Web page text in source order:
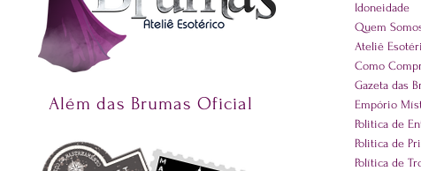
Além das Brumas Oficial
Idoneidade
Quem
Ateliê
Como
Gazeta das
Empório
Politica de
Politica de
Política de